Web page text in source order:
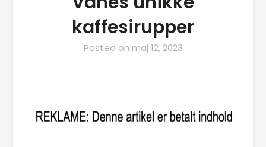
kaffesirupper
Posted on maj 12, 2023